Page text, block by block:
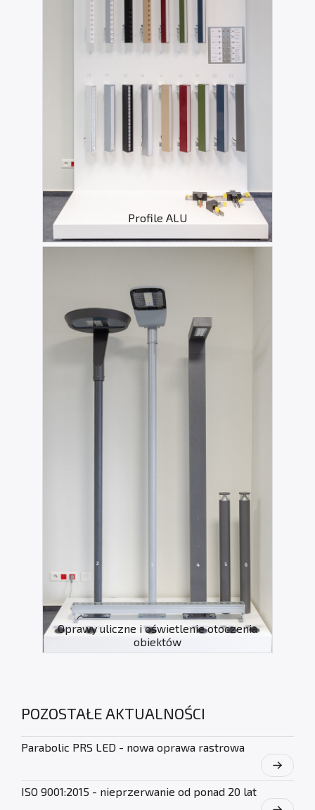
POZOSTAŁE AKTUALNOŚCI
Parabolic PRS LED - nowa oprawa rastrowa
ISO 9001:2015 - nieprzerwanie od ponad 20 lat
Profile ALU
Oprawy uliczne i oświetlenie otoczenia
obiektów